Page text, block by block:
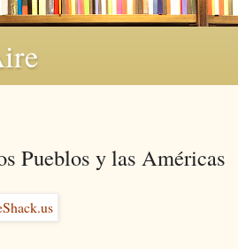
Pueblos y las Américas